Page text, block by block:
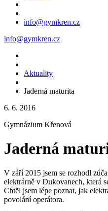
info@gymkren.cz
info@gymkren.cz
Aktuality
Jaderná maturita
6. 6. 2016
Gymnázium Křenová
Jaderná
V září 2015 jsem se rozhodl
elektrárně v Dukovanech, která
Chtěl jsem lépe poznat, jak
povolání operátora.